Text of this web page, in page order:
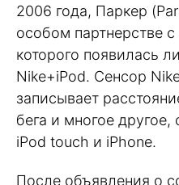
2006 года, Паркер
особом партнерстве с
которого появилась
Nike+iPod. Сенсор
записывает
бега и многое
iPod touch и iPhone.
После объявления о